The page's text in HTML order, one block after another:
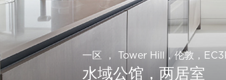
一区 ， Tower Hill，伦敦，
水域公馆，两居室